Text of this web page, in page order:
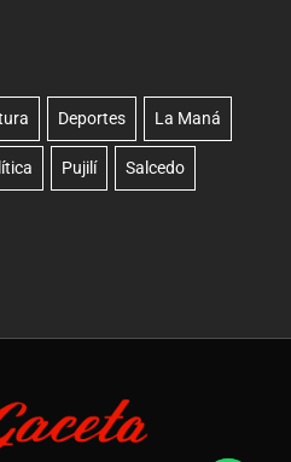
Deportes La Maná
Pujilí Salcedo